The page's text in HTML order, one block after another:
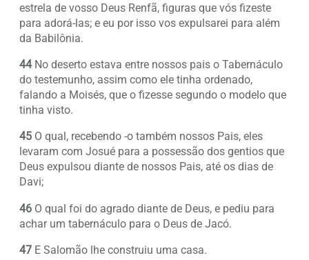
estrela de vosso Deus Renfã, figuras que vós fizeste
para adorá-las; e eu por isso vos expulsarei para além
da Babilônia.
44No deserto estava entre nossos pais o Tabernáculo
do testemunho, assim como ele tinha ordenado,
falando a Moisés, que o fizesse segundo o modelo que
tinha visto.
45 O qual, recebendo -o também nossos Pais, eles
levaram com Josué para a possessão dos gentios que
Deus expulsou diante de nossos Pais, até os dias de
Davi;
46 O qual foi do agrado diante de Deus, e pediu para
achar um tabernáculo para o Deus de Jacó.
47 E Salomão lhe construiu uma casa.